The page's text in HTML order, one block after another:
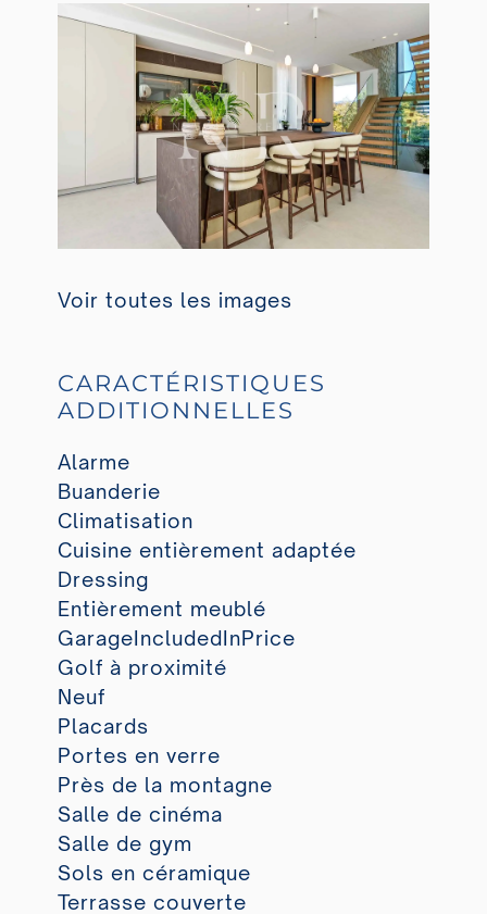
Voir toutes les images
CARACTÉRISTIQUES
ADDITIONNELLES
Alarme
Buanderie
Climatisation
Cuisine entièrement adaptée
Dressing
Entièrement meublé
GarageIncludedInPrice
Golf à proximité
Neuf
Placards
Portes en verre
Près de la montagne
Salle de cinéma
Salle de gym
Sols en céramique
Terrasse couverte